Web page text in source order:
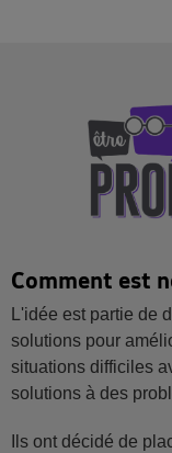
Comment est
L'idée est partie de
solutions pour
situations difficiles
solutions à des
Ils ont décidé de